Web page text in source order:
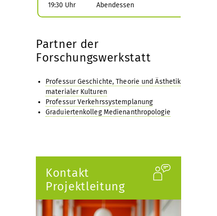
19:30 Uhr Abendessen
Partner der
Forschungswerkstatt
Professur Geschichte, Theorie und Ästhetik
materialer Kulturen
Professur Verkehrssystemplanung
Graduiertenkolleg Medienanthropologie
Kontakt
Projektleitung